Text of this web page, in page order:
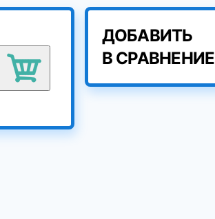
ДОБАВИТЬ
В СРАВНЕНИЕ